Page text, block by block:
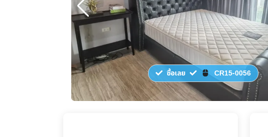
ซื้อเลย CR15-0056